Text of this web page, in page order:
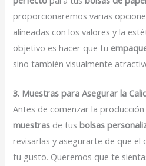
proporcionaremos varias
alineadas con los valores y la
objetivo es hacer que tu
sino también visualmente
3. Muestras para Asegurar la
Antes de comenzar la
muestras de tusbolsas
revisarlas y asegurarte de que el
tu gusto. Queremos que te